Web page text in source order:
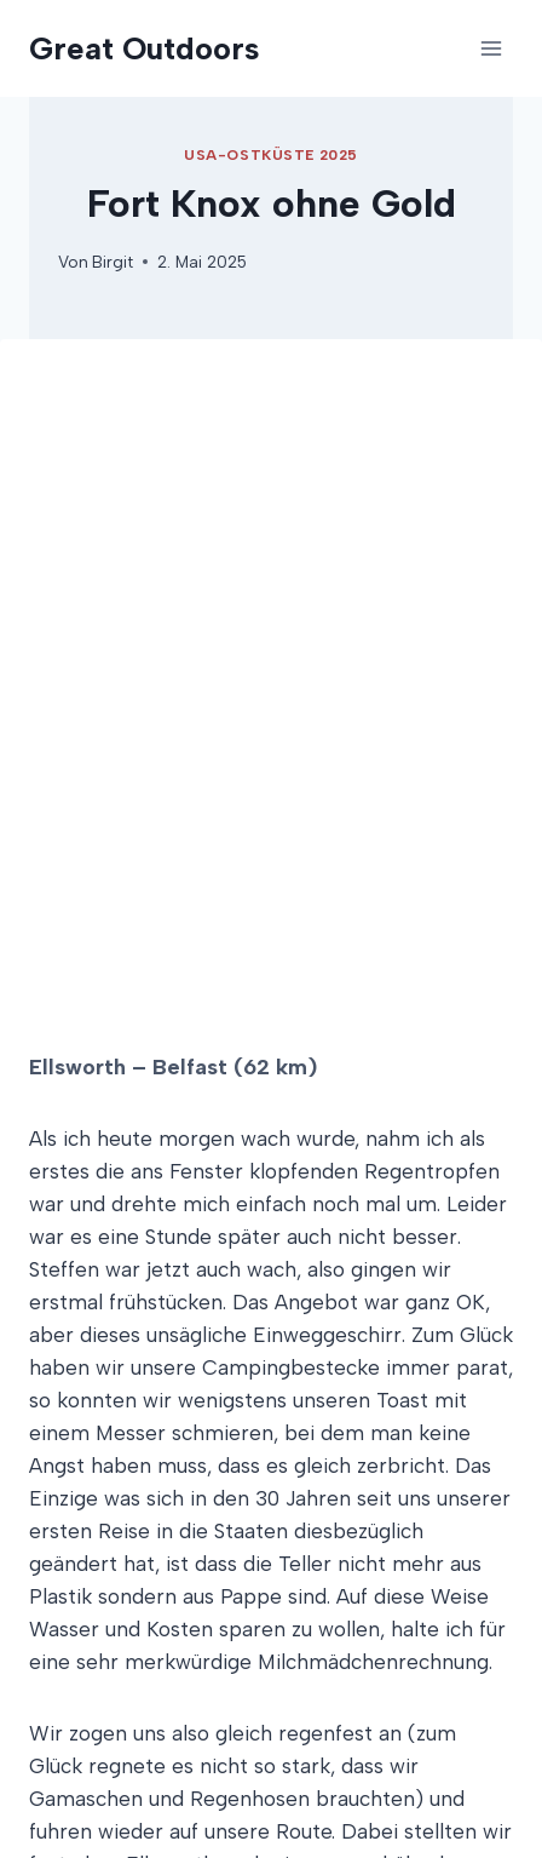
InhaltGreat Outdoors
USA-OSTKÜSTE 2025
Fort Knox ohne Gold
Von Birgit 2. Mai 2025
Ellsworth – Belfast (62 km)
Als ich heute morgen wach wurde, nahm ich als
erstes die ans Fenster klopfenden Regentropfen
war und drehte mich einfach noch mal um. Leider
war es eine Stunde später auch nicht besser.
Steffen war jetzt auch wach, also gingen wir
erstmal frühstücken. Das Angebot war ganz OK,
aber dieses unsägliche Einweggeschirr. Zum Glück
haben wir unsere Campingbestecke immer parat,
so konnten wir wenigstens unseren Toast mit
einem Messer schmieren, bei dem man keine
Angst haben muss, dass es gleich zerbricht. Das
Einzige was sich in den 30 Jahren seit uns unserer
ersten Reise in die Staaten diesbezüglich
geändert hat, ist dass die Teller nicht mehr aus
Plastik sondern aus Pappe sind. Auf diese Weise
Wasser und Kosten sparen zu wollen, halte ich für
eine sehr merkwürdige Milchmädchenrechnung.
Wir zogen uns also gleich regenfest an (zum
Glück regnete es nicht so stark, dass wir
Gamaschen und Regenhosen brauchten) und
fuhren wieder auf unsere Route. Dabei stellten wir